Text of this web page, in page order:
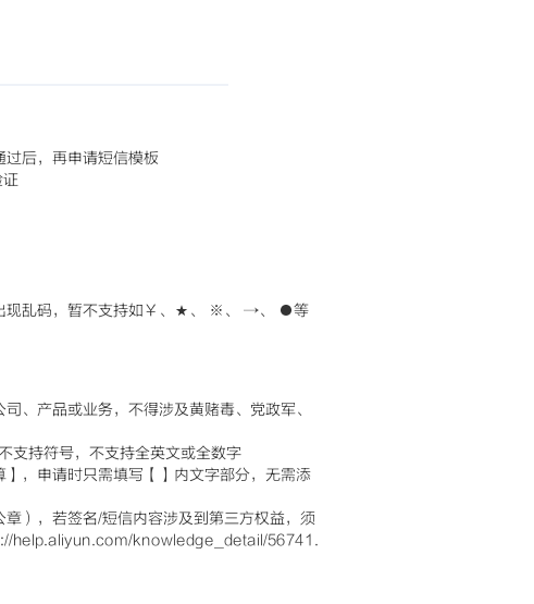
后，再申请短信模板
证
现乱码，暂不支持如￥、★、 ※、 →、 ●等
、产品或业务，不得涉及黄赌毒、党政军、
支持符号，不支持全英文或全数字
，申请时只需填写【】内文字部分，无需添
），若签名/短信内容涉及到第三方权益，须
help.aliyun.com/knowledge_detail/56741.